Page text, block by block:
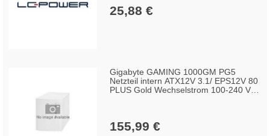
25,88 €
Gigabyte GAMING 1000GM PG5
Netzteil intern ATX12V 3.1/ EPS12V 80
PLUS Gold Wechselstrom 100-240 V
155,99 €